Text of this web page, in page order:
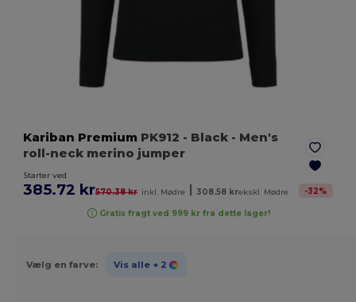
Kariban Premium PK912 - Black - Men's
roll-neck merino jumper
Starter ved
385.72 kr570.38 kr inkl. Mødre 308.58 krekskl. Mødre -32%
Gratis fragt ved 999 kr fra dette lager!
Vælg en farve: Vis alle + 2